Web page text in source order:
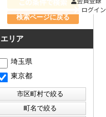
ログイン
検索ページに戻る
エリア
埼玉県
東京都